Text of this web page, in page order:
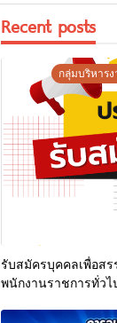
Recent posts
กลุ่มบริหาร
รับสมัครบุคคลเพื่อสร
พนักงานราชการทั่วไ